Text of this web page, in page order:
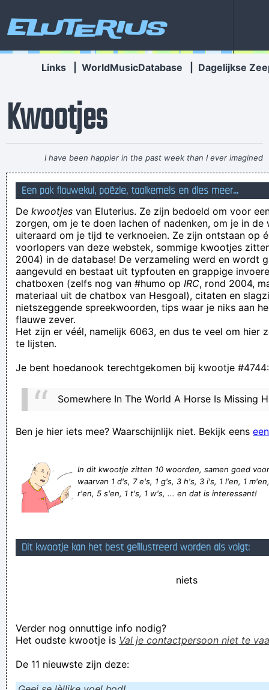
Eluterius
Links WorldMusicDatabase Dagelijkse
Kwootjes
I have been happier in the past week than I ever imagined
possible and it doesn't have a damn thing to do with the
money. You're the real prize. The lottery was just a bonus
Jeff Porcaro
valt het avondrood vroeg, moet ik naar de kroeg.
ich geluëf er niks van det-ie gevallen is op ziene zolder,
volges mich hèt ie rammel gehad!
but if you write "octopus" as "oct" which is 8 and "pus" which
is cat, you will get eight cats. Each cat has four legs and one
tail, so that wud be 24 legs and 8 tails, which means we all
gona die. DO
Ich lach mich de lul oet de boks...
andere hobby.
shape, inner-City sweathogs to keep the noise down while I
take my robe off and show you what a real sexy man is
tweede garage kon inpalmen voor onwettelijke doeleinden
Verknoei je tijd op een nuttige manier!
Geej se lèllike voel hod!
Een pak flauwekul, poëzie, taalkemels en dies meer...
De kwootjes van Eluterius. Ze zijn bedoeld om voor
zorgen, om je te doen lachen of nadenken, om je in de
uiteraard om je tijd te verknoeien. Ze zijn ontstaan op
voorlopers van deze webstek, sommige kwootjes
2004) in de database! De verzameling werd en wordt
aangevuld en bestaat uit typfouten en grappige
chatboxen (zelfs nog van #humo op IRC, rond 2004,
materiaal uit de chatbox van Hesgoal), citaten en
nietszeggende spreekwoorden, tips waar je niks aan
flauwe zever.
Het zijn er véél, namelijk 6063, en dus te veel om hier
te lijsten.
Je bent hoedanook terechtgekomen bij kwootje #4744:
Somewhere In The World A Horse Is Missing
Ben je hier iets mee? Waarschijnlijk niet. Bekijk eens
In dit kwootje zitten 10 woorden, samen goed
waarvan 1 d's, 7 e's, 1 g's, 3 h's, 3 i's, 1 l'en, 1
r'en, 5 s'en, 1 t's, 1 w's, ... en dat is interessant!
Dit kwootje kan het best geïllustreerd worden als volgt:
niets
Verder nog onnuttige info nodig?
Het oudste kwootje is Val je contactpersoon niet te
De 11 nieuwste zijn deze: